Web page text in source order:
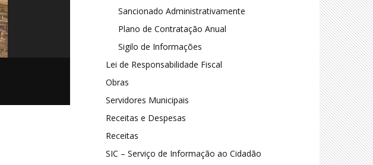
Sancionado Administrativamente
Plano de Contratação Anual
Sigilo de Informações
Lei de Responsabilidade Fiscal
Obras
Servidores Municipais
Receitas e Despesas
Receitas
SIC – Serviço de Informação ao Cidadão